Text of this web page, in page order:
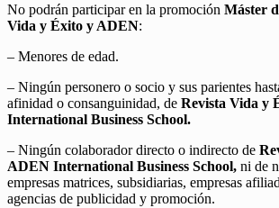
No podrán participar en la promoción Máster
Vida y Éxito y ADEN:
– Menores de edad.
– Ningún personero o socio y sus parientes
afinidad o consanguinidad, de Revista Vida y
International Business School.
– Ningún colaborador directo o indirecto de
ADEN International Business School, ni de
empresas matrices, subsidiarias, empresas
agencias de publicidad y promoción.